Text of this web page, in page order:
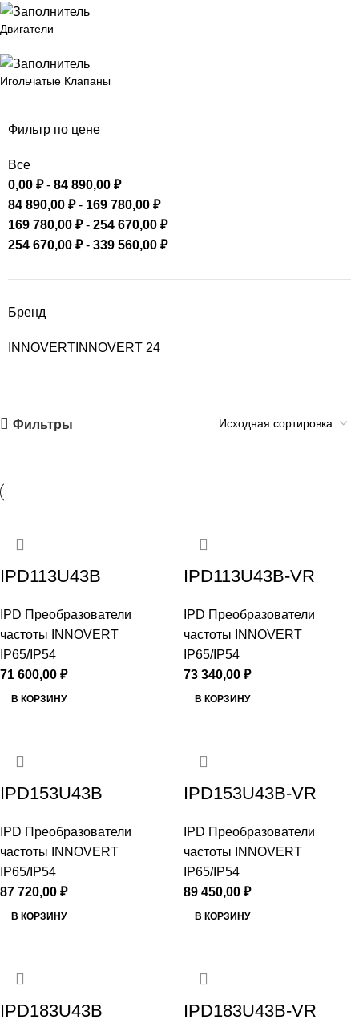
Двигатели
Игольчатые Клапаны
Фильтр по цене
Все
0,00 ₽- 84 890,00 ₽
84 890,00 ₽- 169 780,00 ₽
169 780,00 ₽- 254 670,00 ₽
254 670,00 ₽- 339 560,00 ₽
Бренд
INNOVERT INNOVERT 24
Фильтры
IPD113U43B
IPD Преобразователи
частоты INNOVERT
IP65/IP54
71 600,00 ₽
В КОРЗИНУ
IPD113U43B-VR
IPD Преобразователи
частоты INNOVERT
IP65/IP54
73 340,00 ₽
В КОРЗИНУ
IPD153U43B
IPD Преобразователи
частоты INNOVERT
IP65/IP54
87 720,00 ₽
В КОРЗИНУ
IPD153U43B-VR
IPD Преобразователи
частоты INNOVERT
IP65/IP54
89 450,00 ₽
В КОРЗИНУ
IPD183U43B IPD183U43B-VR